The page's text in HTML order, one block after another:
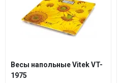
Весы напольные Vitek VT-
1975